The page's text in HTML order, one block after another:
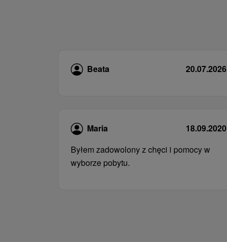
Beata 20.07.2026
Maria
18.09.2020
Byłem zadowolony z chęci i pomocy w
wyborze pobytu.